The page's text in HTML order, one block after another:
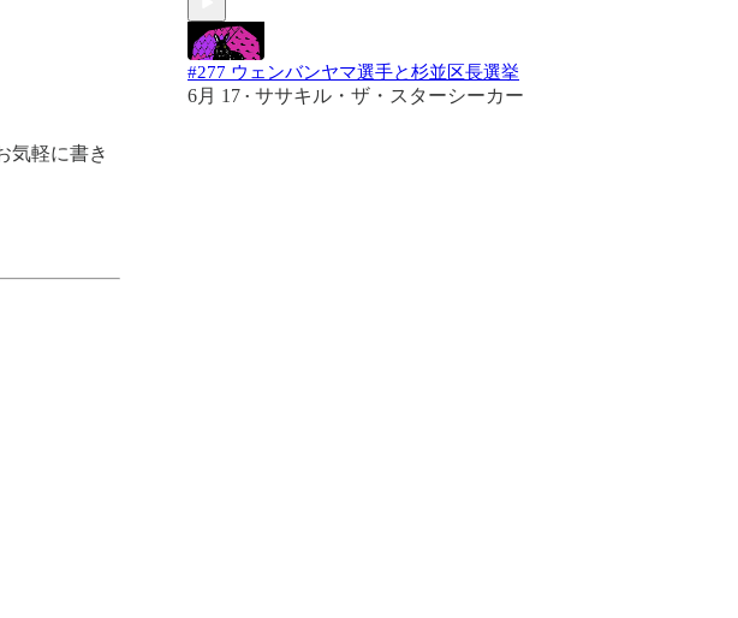
気軽に書き
#277 ウェンバンヤマ選手と杉並区長選挙
6月 17 • ササキル・ザ・スターシーカー